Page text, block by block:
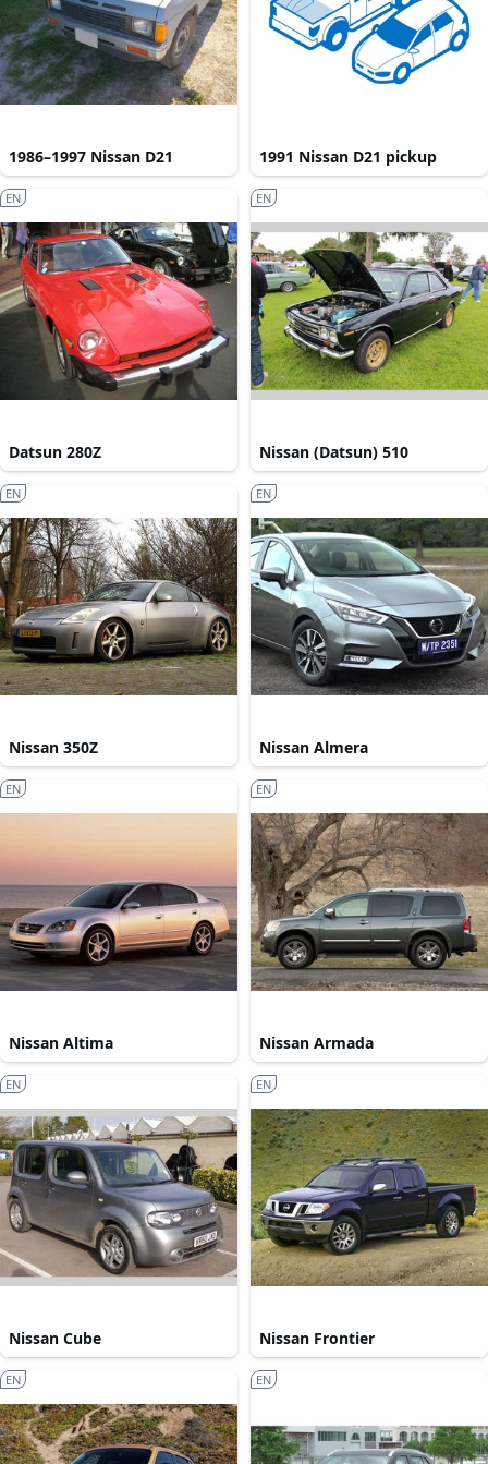
1986–1997 Nissan D21 1991 Nissan D21 pickup
Datsun 280Z
EN
Nissan (Datsun) 510
EN
Nissan 350Z
EN
Nissan Almera
EN
Nissan Altima
EN
Nissan Armada
EN
Nissan Cube
EN
Nissan Frontier
EN
EN EN